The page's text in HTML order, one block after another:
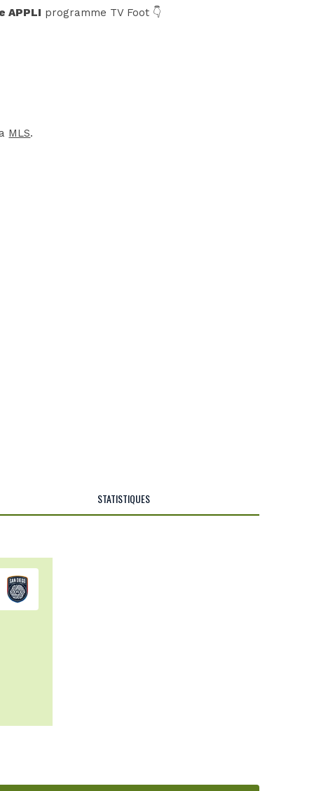
APPLI programme TV Foot 👇
MLS.
STATISTIQUES